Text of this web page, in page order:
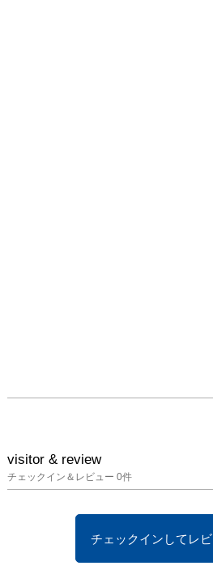
visitor & review
チェックイン＆レビュー 0件
チェックインしてレビ